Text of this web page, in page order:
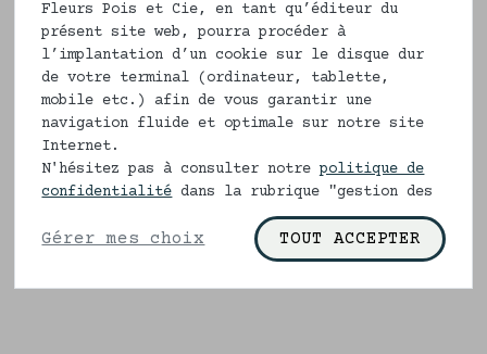
fraîche. Tout en coton, elle ne vous
tiendra pas chaud durant le printemps
ou l'été. Pour les saisons plus
fraîches, flâner avec Flora nous
rendra le soleil et les lumières de
l'été.
Description
100% coton bio
Fleurs Pois et Cie, en tant qu’éditeur du
présent site web, pourra procéder à
l’implantation d’un cookie sur le disque dur
de votre terminal (ordinateur, tablette,
mobile etc.) afin de vous garantir une
navigation fluide et optimale sur notre site
Internet.
N'hésitez pas à consulter notrepolitique de
confidentialité dans la rubrique "gestion des
cookies" pour en savoir plus.
Gérer mes choix TOUT ACCEPTER